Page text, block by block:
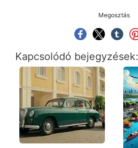
Megosztás
Kapcsolódó bejegyzések: